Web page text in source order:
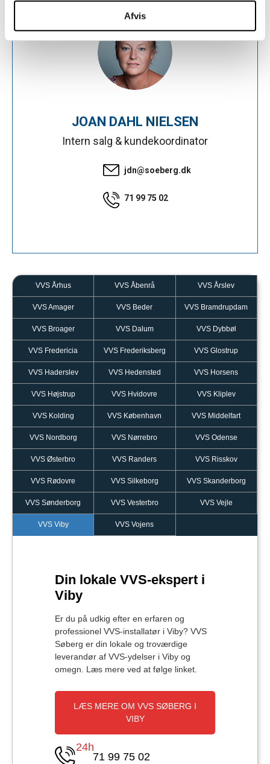
analysepartnere. Vores partnere kan kombinere disse
data med andre oplysninger, du har givet dem, eller som
de har indsamlet fra din brug af deres tjenester.
Afvis
JOAN DAHL NIELSEN
Intern salg & kundekoordinator
jdn@soeberg.dk
71 99 75 02
VVS Århus VVS Åbenrå VVS Årslev
VVS Amager VVS Beder VVS Bramdrupdam
VVS Broager VVS Dalum VVS Dybbøl
VVS Fredericia VVS Frederiksberg VVS Glostrup
VVS Haderslev VVS Hedensted VVS Horsens
VVS Højstrup VVS Hvidovre VVS Kliplev
VVS Kolding VVS København VVS Middelfart
VVS Nordborg VVS Nørrebro VVS Odense
VVS Østerbro VVS Randers VVS Risskov
VVS Rødovre VVS Silkeborg VVS Skanderborg
VVS Sønderborg VVS Vesterbro VVS Vejle
VVS Viby VVS Vojens
Din lokale VVS-ekspert i
Viby
Er du på udkig efter en erfaren og
professionel VVS-installatør i Viby? VVS
Søberg er din lokale og troværdige
leverandør af VVS-ydelser i Viby og
omegn. Læs mere ved at følge linket.
LÆS MERE OM VVS SØBERG I
VIBY
24h
71 99 75 02